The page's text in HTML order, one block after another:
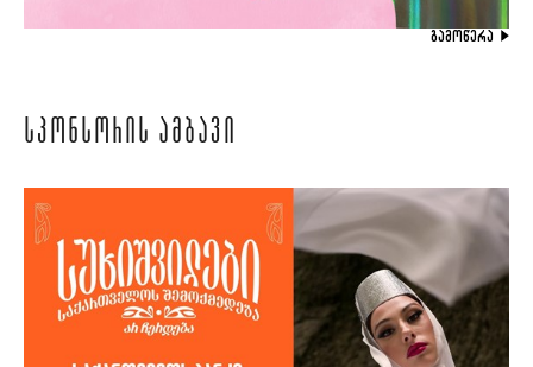
ᲒᲐᲛᲝᲬᲔᲠᲐ
ᲡᲞᲝᲜᲡᲝᲠᲘᲡ ᲐᲛᲑᲐᲕᲘ